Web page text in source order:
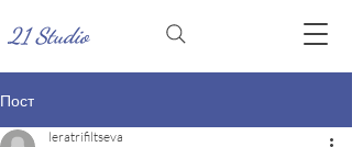
21 Studio
Пост
leratrifiltseva